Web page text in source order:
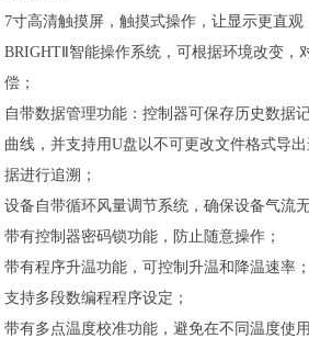
7寸高清触摸屏，触摸式操作，让显示更直观
BRIGHTⅡ智能操作系统，可根据环境改变，
偿；
自带数据管理功能：控制器可保存历史数据
曲线，并支持用U盘以不可更改文件格式导
据进行追溯；
设备自带循环风量调节系统，确保设备气流
带有控制器密码锁功能，防止随意操作；
带有程序升温功能，可控制升温和降温速率；
支持多段数编程程序设定；
带有多点温度校准功能，避免在不同温度使